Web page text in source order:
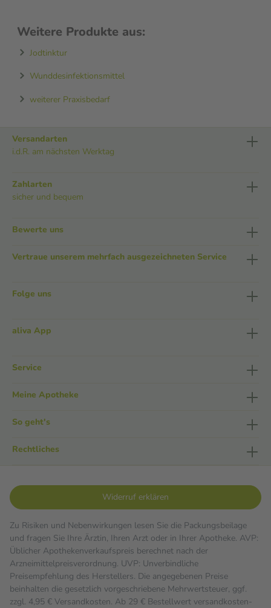
Weitere Produkte aus:
Jodtinktur
Wunddesinfektionsmittel
weiterer Praxisbedarf
Versandarten
i.d.R. am nächsten Werktag
Zahlarten
sicher und bequem
Bewerte uns
Vertraue unserem mehrfach ausgezeichneten Service
Folge uns
aliva App
Service
Meine Apotheke
So geht's
Rechtliches
Widerruf erklären
Zu Risiken und Nebenwirkungen lesen Sie die Packungsbeilage
und fragen Sie Ihre Ärztin, Ihren Arzt oder in Ihrer Apotheke. AVP:
Üblicher Apothekenverkaufspreis berechnet nach der
Arzneimittelpreisverordnung. UVP: Unverbindliche
Preisempfehlung des Herstellers. Die angegebenen Preise
beinhalten die gesetzlich vorgeschriebene Mehrwertsteuer, ggf.
zzgl. 4,95 € Versandkosten. Ab 29 € Bestell­wert versand­kosten­